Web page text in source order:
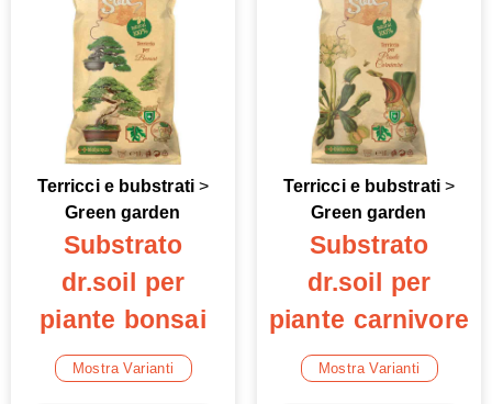
Terricci e bubstrati>
Green garden
Substrato
dr.soil per
piante bonsai
Mostra Varianti
Terricci e bubstrati>
Green garden
Substrato
dr.soil per
piante carnivore
Mostra Varianti